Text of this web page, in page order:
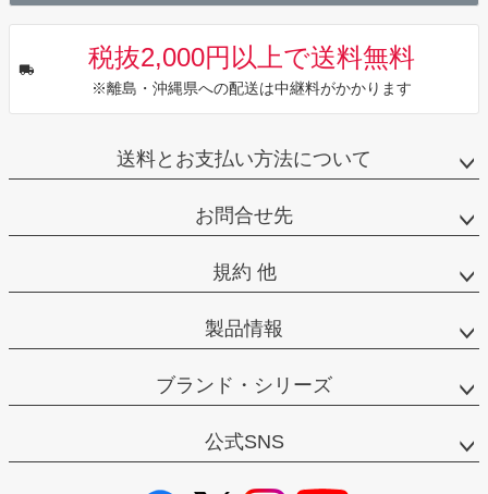
税抜2,000円以上で送料無料
※離島・沖縄県への配送は中継料がかかります
送料とお支払い方法について
お問合せ先
規約 他
製品情報
ブランド・シリーズ
公式SNS